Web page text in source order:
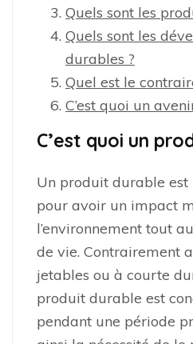
Quels sont les
Quels sont les
durables ?
Quel est le
C’est quoi un
C’est quoi un
Un produit durable est
pour avoir un impact
l’environnement tout
de vie. Contrairement
jetables ou à courte
produit durable est
pendant une période